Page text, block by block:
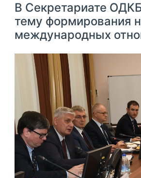
В Секретариате
тему формирования
международных